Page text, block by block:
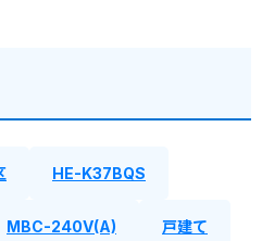
HE-K37BQS
MBC-240V(A) 戸建て